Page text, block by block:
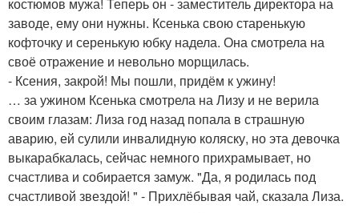
заводе, ему они нужны. Ксенька свою старенькую
кофточку и серенькую юбку надела. Она смотрела на
своё отражение и невольно морщилась.
- Ксения, закрой! Мы пошли, придём к ужину!
… за ужином Ксенька смотрела на Лизу и не верила
своим глазам: Лиза год назад попала в страшную
аварию, ей сулили инвалидную коляску, но эта девочка
выкарабкалась, сейчас немного прихрамывает, но
счастлива и собирается замуж. "Да, я родилась под
счастливой звездой! " - Прихлёбывая чай, сказала Лиза.